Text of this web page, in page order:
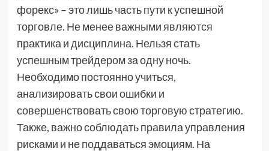
форекс» – это лишь часть пути к успешной
торговле. Не менее важными являются
практика и дисциплина. Нельзя стать
успешным трейдером за одну ночь.
Необходимо постоянно учиться,
анализировать свои ошибки и
совершенствовать свою торговую стратегию.
Также, важно соблюдать правила управления
рисками и не поддаваться эмоциям. На